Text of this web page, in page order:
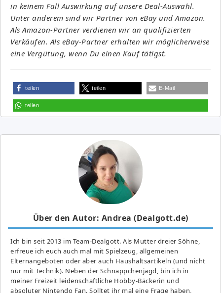
in keinem Fall Auswirkung auf unsere Deal-Auswahl.
Unter anderem sind wir Partner von eBay und Amazon.
Als Amazon-Partner verdienen wir an qualifizierten
Verkäufen. Als eBay-Partner erhalten wir möglicherweise
eine Vergütung, wenn Du einen Kauf tätigst.
teilen teilen E-Mail
teilen
Über den Autor: Andrea (Dealgott.de)
Ich bin seit 2013 im Team-Dealgott. Als Mutter dreier Söhne,
erfreue ich euch auch mal mit Spielzeug, allgemeinen
Elternangeboten oder aber auch Haushaltsartikeln (und nicht
nur mit Technik). Neben der Schnäppchenjagd, bin ich in
meiner Freizeit leidenschaftliche Hobby-Bäckerin und
absoluter Nintendo Fan. Solltet ihr mal eine Frage haben,